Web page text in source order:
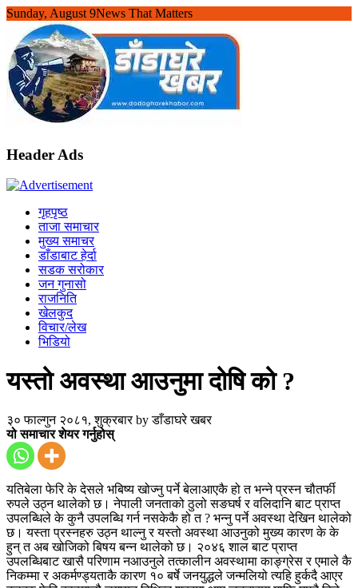
Skip
content
Sunday, August 9News That Matters
Header Ads
गृहपृष्ठ
ताजा समाचार
मुख्य समाचर
डाँडाबाट हेर्दा
सडक सरोकार
जन गुनासो
राजनिति
खेलकुद
विचार/लेख
भिडियो
यस्तो अवस्था आउनुमा दोषि को ?
३० फाल्गुन २०८१, शुक्रबारbyडाँडाघरे खबर
यो समाचार शेयर गर्नुहोस्
यतिबेला फेरि के देसले भबिष्य खोज्नु पर्ने बेलाआएकै हो त भन्ने प्रस्न चौतर्फी
रुपले उठ्न थालेको छ। नेपाली जनताको ठुलो सङघर्ष र वलिदानि बाट प्राप्त
उपलब्धिले के कुनै उपलब्धि गर्न नसकेकै हो त ? भन्नु पर्ने अवस्था देखिन थालेको
छ। यस्ता प्रस्नहरु उठ्न थाल्नु र यस्तो अवस्था आउनुको मुख्य कारण के के
ह‍ुन् त अब ख‍ोजिको बिषय बन्न थालेको छ। २०४६ शाल बाट प्राप्त
उपलब्धिबाट खासै परिणाम नआउनुले तत्कालीन अवस्थामा काङ्ग्रेस र एमाले कै
निकम्मा र अकर्मण्ड्यताकै कारण १० बर्षे जनयुद्धले जन्मलियो त्यहि हुर्कदै आएर